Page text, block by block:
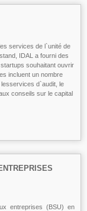
services de l`unité de
IDAL a fourni des
souhaitant ouvrir
incluent un nombre
d`audit, le
conseils sur le capital
entreprises (BSU) en